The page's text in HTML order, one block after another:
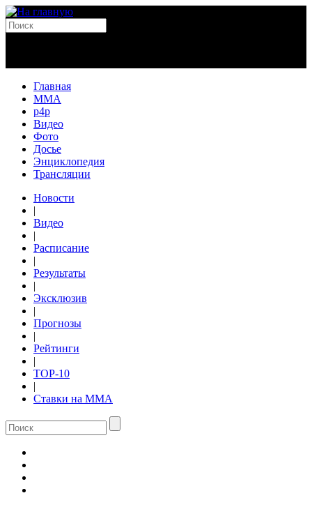
Главная
MMA
p4p
Видео
Фото
Досье
Энциклопедия
Трансляции
Новости
|
Видео
|
Расписание
|
Результаты
|
Эксклюзив
|
Прогнозы
|
Рейтинги
|
TOP-10
|
Ставки на ММА